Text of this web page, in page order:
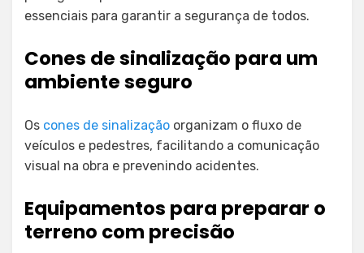
essenciais para garantir a segurança de todos.
Cones de sinalização para um
ambiente seguro
Os cones de sinalização organizam o fluxo de
veículos e pedestres, facilitando a comunicação
visual na obra e prevenindo acidentes.
Equipamentos para preparar o
terreno com precisão